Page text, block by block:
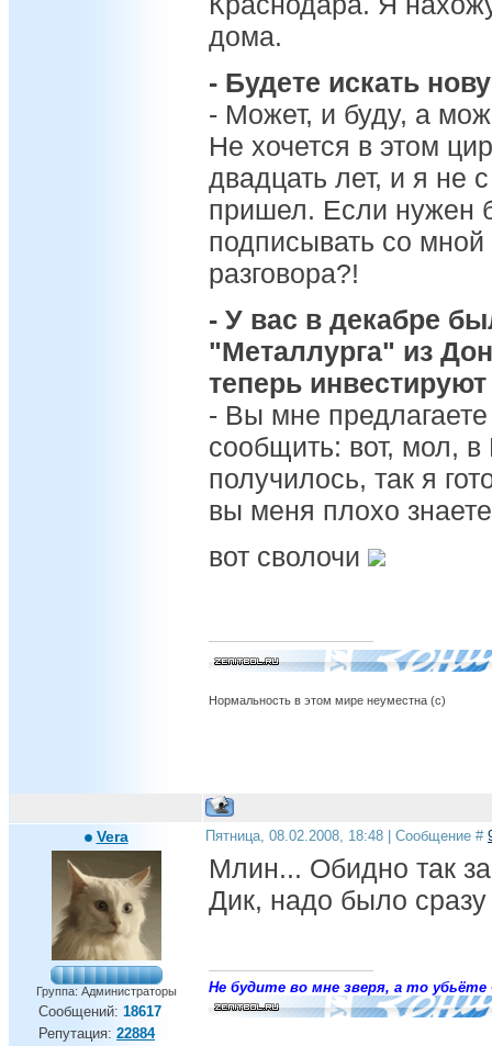
дома.
- Будете искать
- Может, и буду, а
Не хочется в этом
двадцать лет, и я не
пришел. Если нужен
подписывать со мной
разговора?!
- У вас в декабре
"Металлурга" из
теперь
- Вы мне
сообщить: вот, мол,
получилось, так я
вы меня плохо
вот сволочи
Нормальность в этом мире неуместна (с)
Vera
Группа: Администраторы
Сообщений: 18617
Репутация: 22884
Пятница, 08.02.2008, 18:48 | Сообщение #
Млин... Обидно так
Дик, надо было сразу
Не будите во мне зверя, а то убьёте